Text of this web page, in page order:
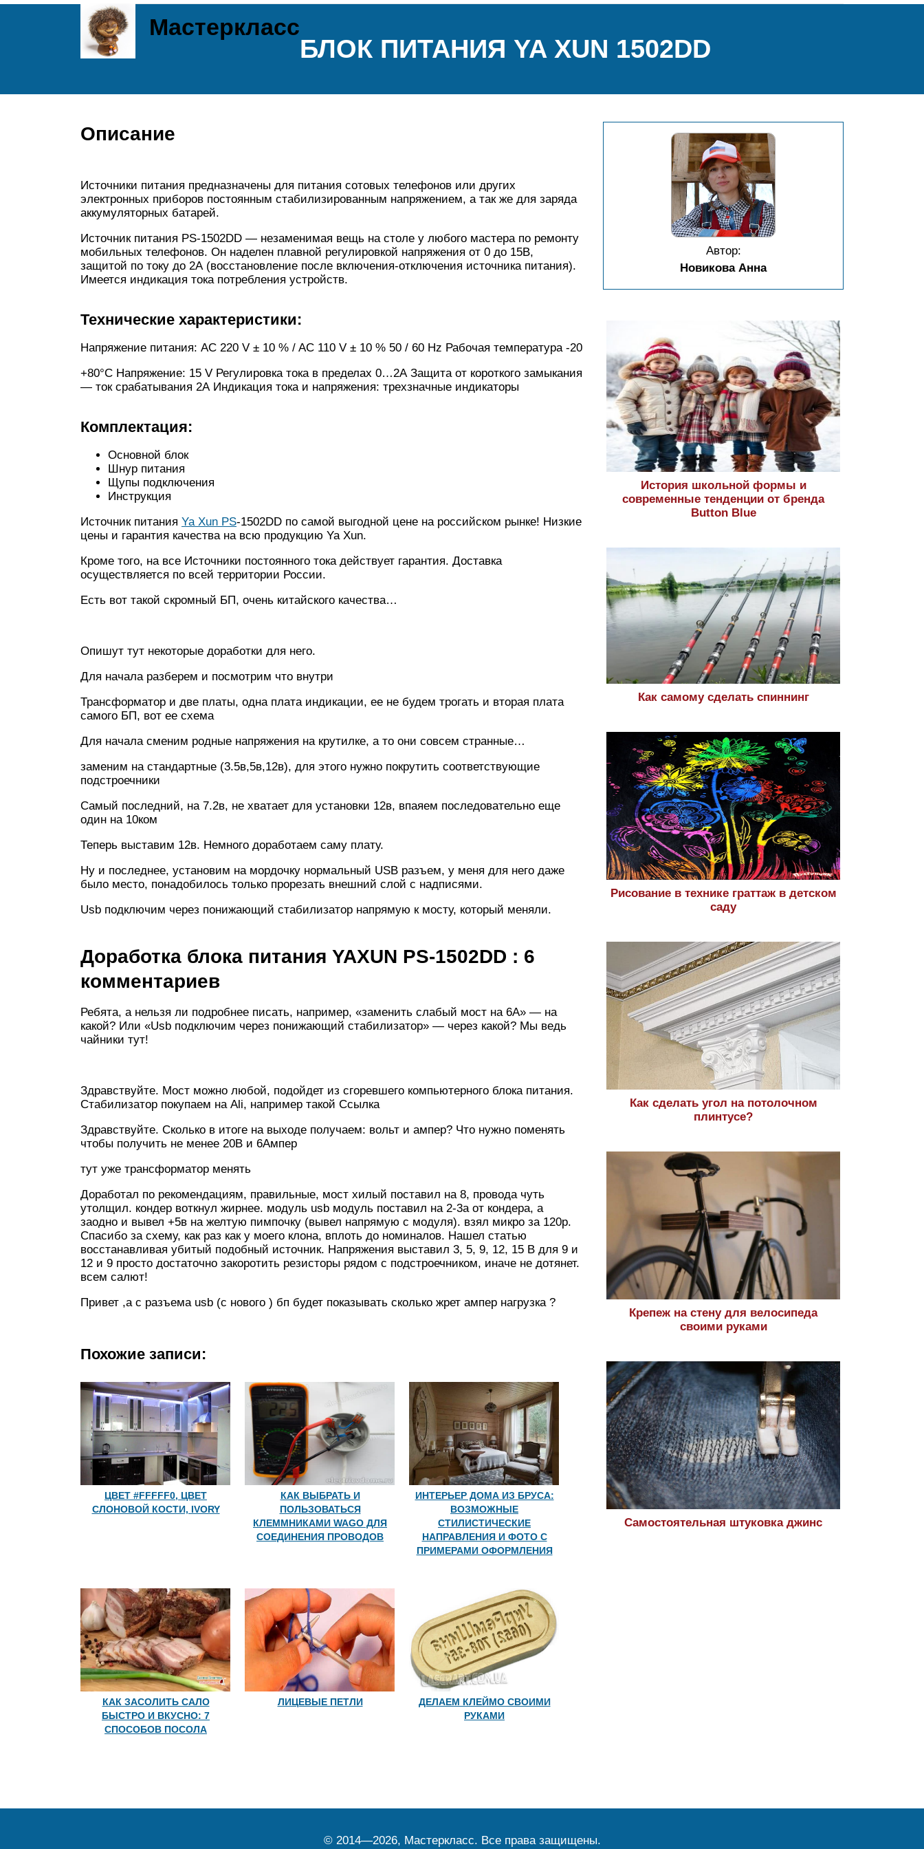
Мастеркласс
БЛОК ПИТАНИЯ YA XUN 1502DD
Описание
Источники питания предназначены для питания сотовых телефонов или других
электронных приборов постоянным стабилизированным напряжением, а так же для заряда
аккумуляторных батарей.
Источник питания PS-1502DD — незаменимая вещь на столе у любого мастера по ремонту
мобильных телефонов. Он наделен плавной регулировкой напряжения от 0 до 15В,
защитой по току до 2А (восстановление после включения-отключения источника питания).
Имеется индикация тока потребления устройств.
Технические характеристики:
Напряжение питания: AC 220 V ± 10 % / AC 110 V ± 10 % 50 / 60 Hz Рабочая температура -20
+80°С Напряжение: 15 V Регулировка тока в пределах 0…2А Защита от короткого замыкания
— ток срабатывания 2А Индикация тока и напряжения: трехзначные индикаторы
Комплектация:
Основной блок
Шнур питания
Щупы подключения
Инструкция
Источник питания Ya Xun PS-1502DD по самой выгодной цене на российском рынке! Низкие
цены и гарантия качества на всю продукцию Ya Xun.
Кроме того, на все Источники постоянного тока действует гарантия. Доставка
осуществляется по всей территории России.
Есть вот такой скромный БП, очень китайского качества…
Опишут тут некоторые доработки для него.
Для начала разберем и посмотрим что внутри
Трансформатор и две платы, одна плата индикации, ее не будем трогать и вторая плата
самого БП, вот ее схема
Для начала сменим родные напряжения на крутилке, а то они совсем странные…
заменим на стандартные (3.5в,5в,12в), для этого нужно покрутить соответствующие
подстроечники
Самый последний, на 7.2в, не хватает для установки 12в, впаяем последовательно еще
один на 10ком
Теперь выставим 12в. Немного доработаем саму плату.
Ну и последнее, установим на мордочку нормальный USB разъем, у меня для него даже
было место, понадобилось только прорезать внешний слой с надписями.
Usb подключим через понижающий стабилизатор напрямую к мосту, который меняли.
Доработка блока питания YAXUN PS-1502DD : 6
комментариев
Ребята, а нельзя ли подробнее писать, например, «заменить слабый мост на 6А» — на
какой? Или «Usb подключим через понижающий стабилизатор» — через какой? Мы ведь
чайники тут!
Здравствуйте. Мост можно любой, подойдет из сгоревшего компьютерного блока питания.
Стабилизатор покупаем на Ali, например такой Ссылка
Здравствуйте. Сколько в итоге на выходе получаем: вольт и ампер? Что нужно поменять
чтобы получить не менее 20В и 6Ампер
тут уже трансформатор менять
Доработал по рекомендациям, правильные, мост хилый поставил на 8, провода чуть
утолщил. кондер воткнул жирнее. модуль usb модуль поставил на 2-3а от кондера, а
заодно и вывел +5в на желтую пимпочку (вывел напрямую с модуля). взял микро за 120р.
Спасибо за схему, как раз как у моего клона, вплоть до номиналов. Нашел статью
восстанавливая убитый подобный источник. Напряжения выставил 3, 5, 9, 12, 15 В для 9 и
12 и 9 просто достаточно закоротить резисторы рядом с подстроечником, иначе не дотянет.
всем салют!
Привет ,а с разъема usb (c нового ) бп будет показывать сколько жрет ампер нагрузка ?
Похожие записи:
ЦВЕТ #FFFFF0, ЦВЕТ
СЛОНОВОЙ КОСТИ, IVORY
КАК ВЫБРАТЬ И
ПОЛЬЗОВАТЬСЯ
КЛЕММНИКАМИ WAGO ДЛЯ
СОЕДИНЕНИЯ ПРОВОДОВ
ИНТЕРЬЕР ДОМА ИЗ БРУСА:
ВОЗМОЖНЫЕ
СТИЛИСТИЧЕСКИЕ
НАПРАВЛЕНИЯ И ФОТО С
ПРИМЕРАМИ ОФОРМЛЕНИЯ
КАК ЗАСОЛИТЬ САЛО
БЫСТРО И ВКУСНО: 7
СПОСОБОВ ПОСОЛА
ЛИЦЕВЫЕ ПЕТЛИ
ДЕЛАЕМ КЛЕЙМО СВОИМИ
РУКАМИ
Автор:
Новикова Анна
История школьной формы и
современные тенденции от бренда
Button Blue
Как самому сделать спиннинг
Рисование в технике граттаж в детском
саду
Как сделать угол на потолочном
плинтусе?
Крепеж на стену для велосипеда
своими руками
Самостоятельная штуковка джинс
© 2014—2026, Мастеркласс. Все права защищены.